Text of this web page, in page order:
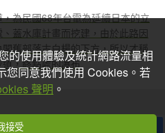
為民國68年台電為延續日本的立
、蓋水庫計畫而挖建，由於此路因
閣舊部落古白楊的下方，所以才稱
道，終點處的瀑布
的使用體驗及統計網路流量相
您同意我們使用 Cookies。若
聲明 。
接受